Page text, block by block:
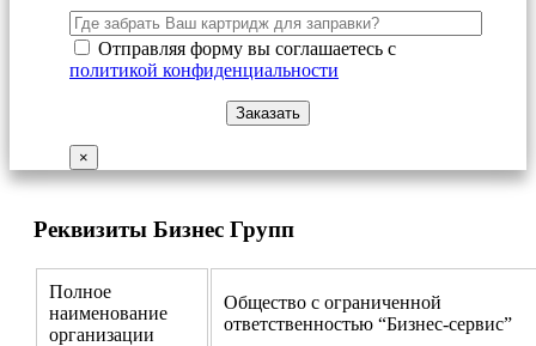
Отправляя форму вы соглашаетесь с
политикой конфиденциальности
×
Реквизиты Бизнес Групп
Полное
наименование
организации
Общество с ограниченной
ответственностью “Бизнес-сервис”